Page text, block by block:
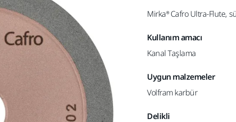
Mirka® Cafro Ultra-Flute,
Kullanım amacı
Kanal Taşlama
Uygun malzemeler
Volfram karbür
Delikli